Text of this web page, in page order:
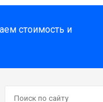
стоимость и